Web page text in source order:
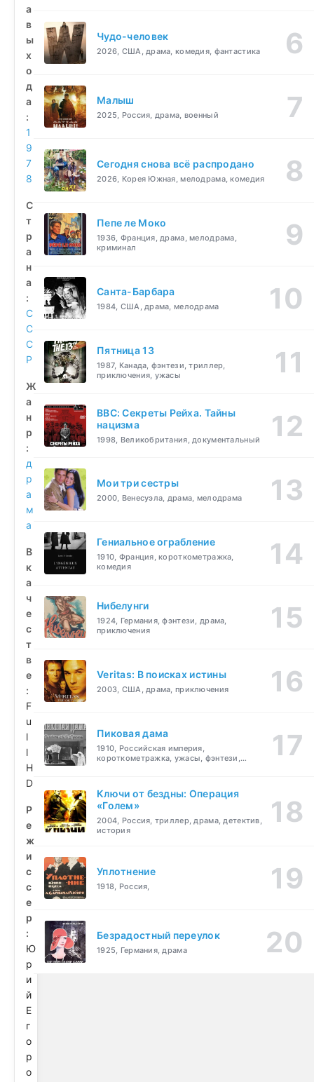
а
в
ы
х
о
д
а
:
1
9
7
8
С
т
р
а
н
а
:
С
С
С
Р
Ж
а
н
р
:
д
р
а
м
а
В
к
а
ч
е
с
т
в
е
:
F
u
l
l
H
D
Р
е
ж
и
с
с
е
р
:
Ю
р
и
й
Е
г
о
р
о
Чудо-человек
2026, США, драма, комедия, фантастика
Малыш
2025, Россия, драма, военный
Сегодня снова всё распродано
2026, Корея Южная, мелодрама, комедия
Пепе ле Моко
1936, Франция, драма, мелодрама,
криминал
Санта-Барбара
1984, США, драма, мелодрама
Пятница 13
1987, Канада, фэнтези, триллер,
приключения, ужасы
BBC: Секреты Рейха. Тайны
нацизма
1998, Великобритания, документальный
Мои три сестры
2000, Венесуэла, драма, мелодрама
Гениальное ограбление
1910, Франция, короткометражка,
комедия
Нибелунги
1924, Германия, фэнтези, драма,
приключения
Veritas: В поисках истины
2003, США, драма, приключения
Пиковая дама
1910, Российская империя,
короткометражка, ужасы, фэнтези,
Ключи от бездны: Операция
«Голем»
2004, Россия, триллер, драма, детектив,
история
Уплотнение
1918, Россия,
Безрадостный переулок
1925, Германия, драма